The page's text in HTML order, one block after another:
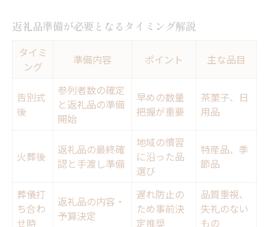
返礼品準備が必要となるタイミング解説
タイミ
ング
準備内容 ポイント 主な品目
告別式
後
参列者数の確定
と返礼品の準備
開始
早めの数量
把握が重要
茶菓子、日
用品
火葬後
返礼品の最終確
認と手渡し準備
地域の慣習
に沿った品
選び
特産品、季
節品
葬儀打
ち合わ
せ時
返礼品の内容・
予算決定
遅れ防止の
ため事前決
定推奨
品質重視、
失礼のない
もの